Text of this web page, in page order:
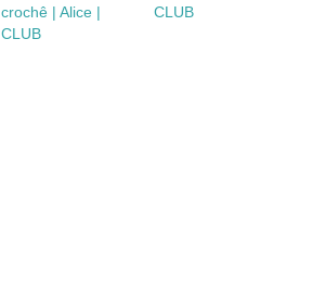
crochê | Alice |
CLUB
CLUB